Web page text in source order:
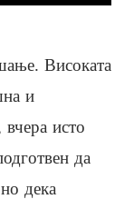
Високата
и
вчера исто
да
дека